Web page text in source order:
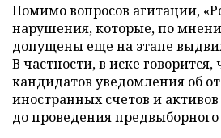
Помимо вопросов агитации,
нарушения, которые, по
допущены еще на этапе
В частности, в иске говорится,
кандидатов уведомления об
иностранных счетов и
до проведения предвыборного